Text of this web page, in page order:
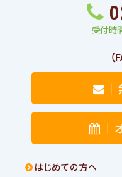
受付時
はじめての方へ